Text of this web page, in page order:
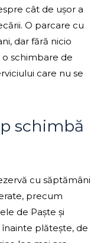
cât de ușor a
O parcare cu
dar fără nicio
schimbare de
care nu se
schimbă
cu săptămâni
precum
de Paște și
înainte plătește, de